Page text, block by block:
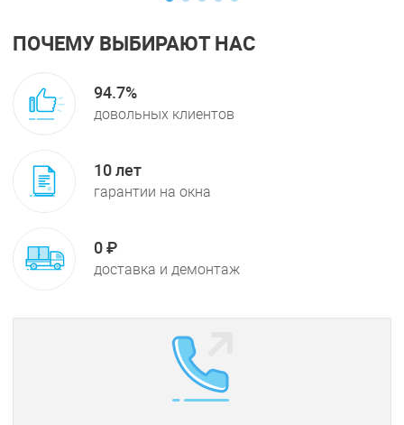
ПОЧЕМУ ВЫБИРАЮТ НАС
94.7%
довольных клиентов
10 лет
гарантии на окна
0 ₽
доставка и демонтаж